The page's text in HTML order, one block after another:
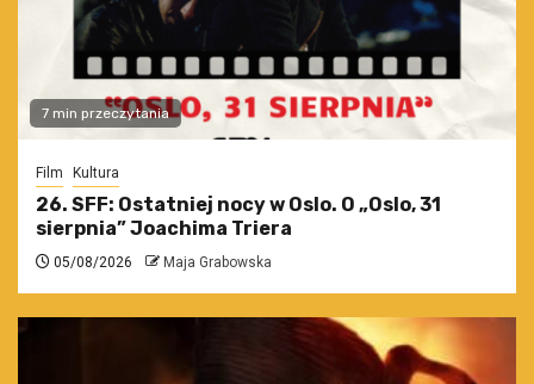
7 min przeczytania
Film Kultura
26. SFF: Ostatniej nocy w Oslo. O „Oslo, 31
sierpnia” Joachima Triera
05/08/2026 Maja Grabowska